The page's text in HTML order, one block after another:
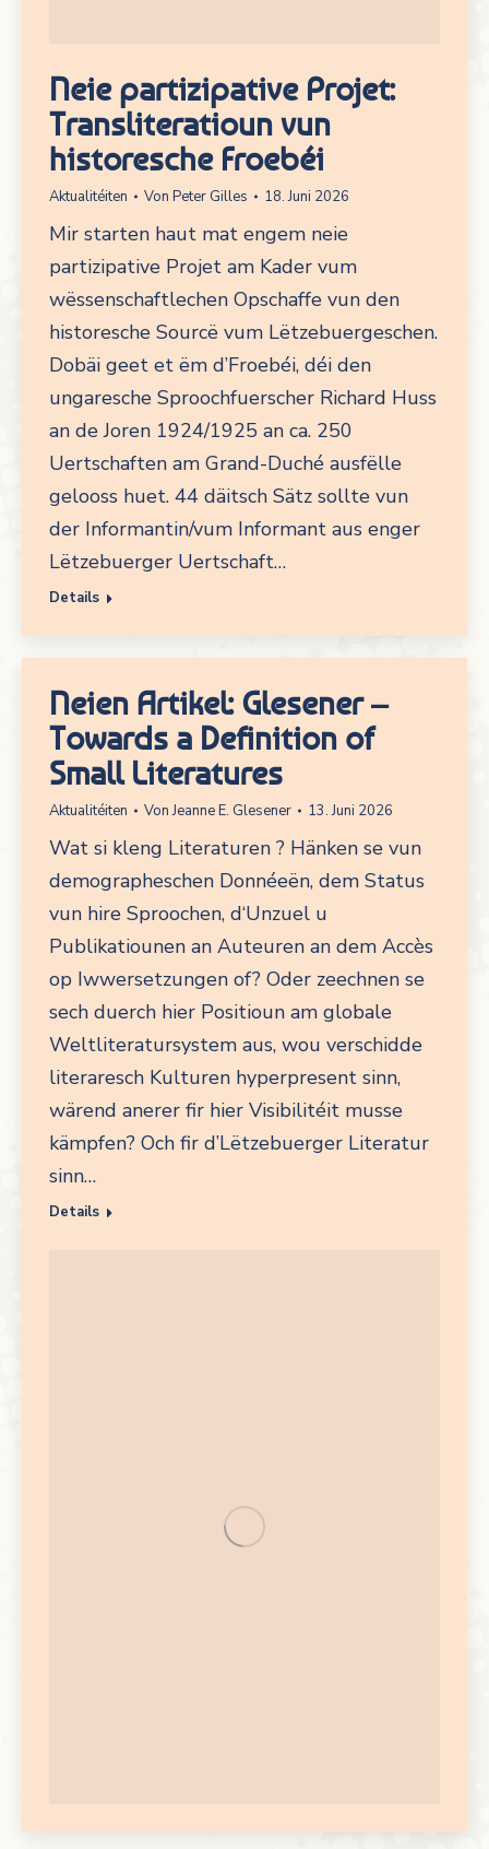
Neie partizipative Projet:
Transliteratioun vun
historesche Froebéi
Aktualitéiten Von Peter Gilles 18. Juni 2026
Mir starten haut mat engem neie
partizipative Projet am Kader vum
wëssenschaftlechen Opschaffe vun den
historesche Sourcë vum Lëtzebuergeschen.
Dobäi geet et ëm d’Froebéi, déi den
ungaresche Sproochfuerscher Richard Huss
an de Joren 1924/1925 an ca. 250
Uertschaften am Grand-Duché ausfëlle
gelooss huet. 44 däitsch Sätz sollte vun
der Informantin/vum Informant aus enger
Lëtzebuerger Uertschaft…
Details
Neien Artikel: Glesener –
Towards a Definition of
Small Literatures
Aktualitéiten VonJeanne E. Glesener 13. Juni 2026
Wat si kleng Literaturen ? Hänken se vun
demographeschen Donnéeën, dem Status
vun hire Sproochen, d‘Unzuel u
Publikatiounen an Auteuren an dem Accès
op Iwwersetzungen of? Oder zeechnen se
sech duerch hier Positioun am globale
Weltliteratursystem aus, wou verschidde
literaresch Kulturen hyperpresent sinn,
wärend anerer fir hier Visibilitéit musse
kämpfen? Och fir d’Lëtzebuerger Literatur
sinn…
Details